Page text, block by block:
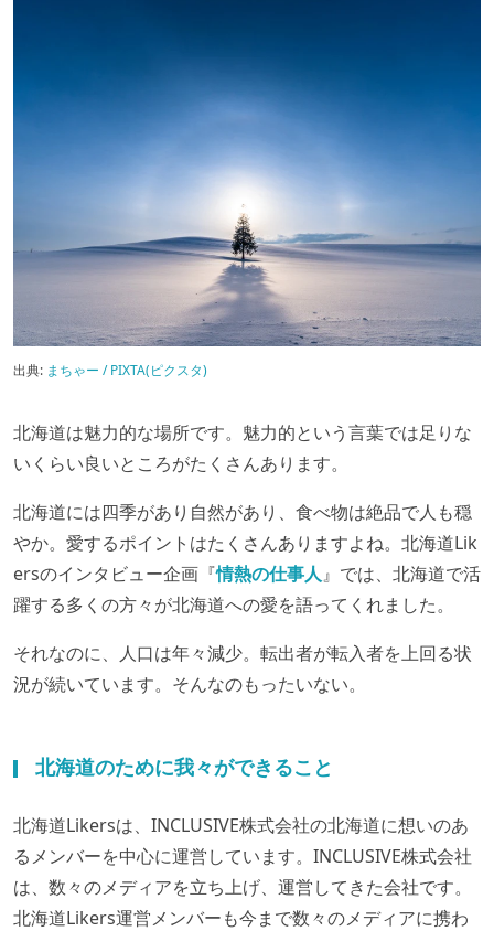
出典: まちゃー / PIXTA(ピクスタ)
北海道は魅力的な場所です。魅力的という言葉では足りな
いくらい良いところがたくさんあります。
北海道には四季があり自然があり、食べ物は絶品で人も穏
やか。愛するポイントはたくさんありますよね。北海道Lik
ersのインタビュー企画『情熱の仕事人』では、北海道で活
躍する多くの方々が北海道への愛を語ってくれました。
それなのに、人口は年々減少。転出者が転入者を上回る状
況が続いています。そんなのもったいない。
北海道のために我々ができること
北海道Likersは、INCLUSIVE株式会社の北海道に想いのあ
るメンバーを中心に運営しています。INCLUSIVE株式会社
は、数々のメディアを立ち上げ、運営してきた会社です。
北海道Likers運営メンバーも今まで数々のメディアに携わ